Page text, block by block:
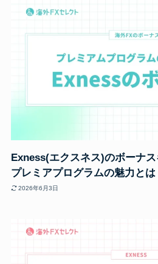
Exness(エクスネス)のボーナ
プレミアプログラムの魅力とは
2026年6月3日